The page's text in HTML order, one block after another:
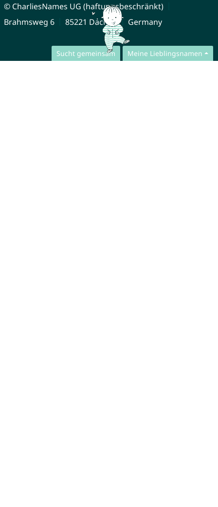
Sucht gemeinsam Meine Lieblingsnamen
© CharliesNames UG (haftungsbeschränkt)
Brahmsweg 6
85221 Dachau Germany